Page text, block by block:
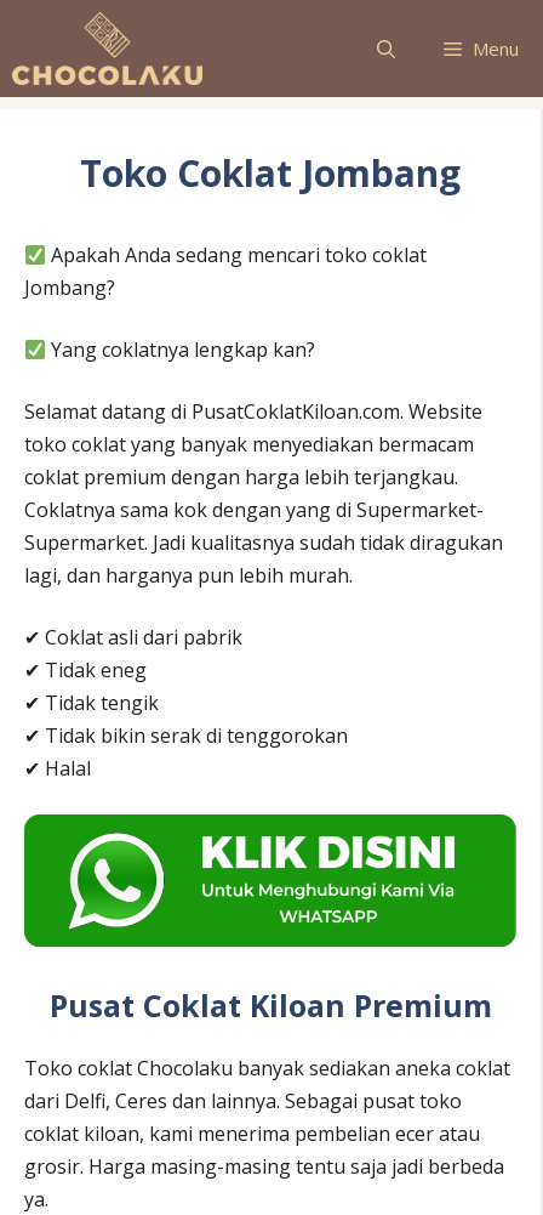
Langsung
isi
Menu
Toko Coklat Jombang
Apakah Anda sedang mencari toko coklat
Jombang?
Yang coklatnya lengkap kan?
Selamat datang di PusatCoklatKiloan.com. Website
toko coklat yang banyak menyediakan bermacam
coklat premium dengan harga lebih terjangkau.
Coklatnya sama kok dengan yang di Supermarket-
Supermarket. Jadi kualitasnya sudah tidak diragukan
lagi, dan harganya pun lebih murah.
✔ Coklat asli dari pabrik
✔ Tidak eneg
✔ Tidak tengik
✔ Tidak bikin serak di tenggorokan
✔ Halal
Pusat Coklat Kiloan Premium
Toko coklat Chocolaku banyak sediakan aneka coklat
dari Delfi, Ceres dan lainnya. Sebagai pusat toko
coklat kiloan, kami menerima pembelian ecer atau
grosir. Harga masing-masing tentu saja jadi berbeda
ya.